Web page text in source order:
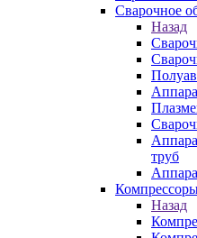
Сварочное
Назад
труб
Назад